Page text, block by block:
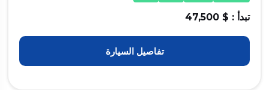
تبدأ : $ 47,500
تفاصيل السيارة